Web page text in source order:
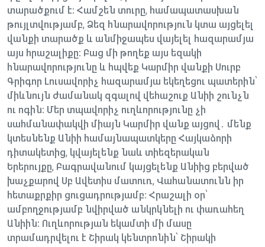
տարածքում է։ Համշեն տուրը, համապատասխան
թույլտվությամբ, Ձեզ հնարավորություն կտա այցելել
վանքի տարածք և անմիջապես վայելել հազարամյա
այս հրաշալիքը։ Բաց մի թողեք այս եզակի
հնարավորությունը և հպվեք Կարմիր վանքի Սուրբ
Գրիգոր Լուսավորիչ հազարամյա եկեղեցու պատերին՝
միևնույն ժամանակ զգալով վեհաշուք Անիի շունչն
ու ոգին։ Մեր տպավորիչ ուղևորությունը չի
սահմանափակվի միայն Կարմիր վանք այցով․ մենք
կտեսնենք Անիի համայնապատկերը Հայկաձորի
դիտակետից, կվայելենք նաև տիեզերական
Երերույքը, Բագրավանում կայցելենք Անիից բերված
խաչքարով Սբ Ավետիս մատուռ, Վահանատունն իր
հետաքրքիր ցուցադրությամբ։ Հրաշալի օր՝
ամբողջությամբ նվիրված անկրկնելի ու փառահեղ
Անիին։ Ուղևորության եկամտի մի մասը
տրամադրվելու է Շիրակ կենտրոնին՝ Շիրակի